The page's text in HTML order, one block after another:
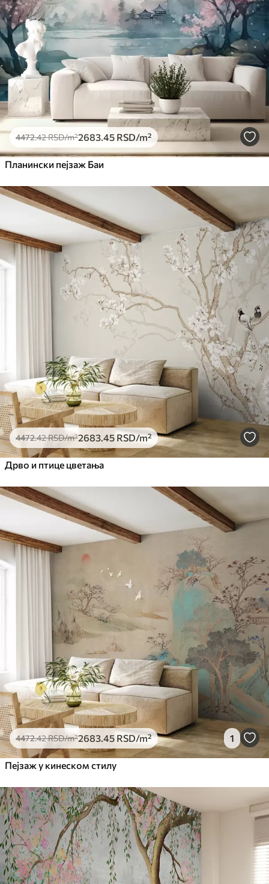
4472.42RSD/m²2683.45 RSD/m²
Планински пејзаж Баи
4472.42RSD/m²2683.45 RSD/m²
Дрво и птице цветања
4472.42RSD/m²2683.45 RSD/m² 1
Пејзаж у кинеском стилу